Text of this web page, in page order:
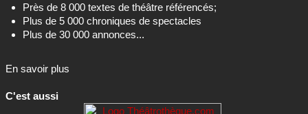
Près de 8 000 textes de théâtre référencés;
Plus de 5 000 chroniques de spectacles
Plus de 30 000 annonces...
En savoir plus
C'est aussi